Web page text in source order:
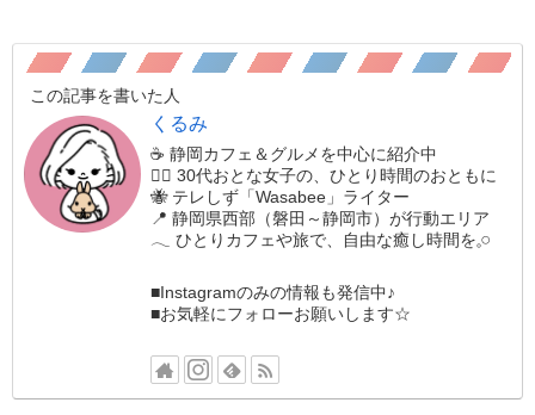
この記事を書いた人
くるみ
☕️ 静岡カフェ＆グルメを中心に紹介中
🚶‍♀️ 30代おとな女子の、ひとり時間のおともに
🐝 テレしず「Wasabee」ライター
📍 静岡県西部（磐田～静岡市）が行動エリア
𓂃 ひとりカフェや旅で、自由な癒し時間を𓈒𓏸
■Instagramのみの情報も発信中♪
■お気軽にフォローお願いします☆